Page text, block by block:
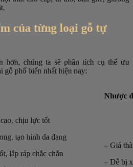
của từng loại gỗ tự
hơn, chúng ta sẽ phân tích cụ thể ưu
gỗ phổ biến nhất hiện nay:
Nhược
chịu lực tốt
tạo hình đa dạng
lắp ráp chắc chắn
– Giá
– Dễ bị